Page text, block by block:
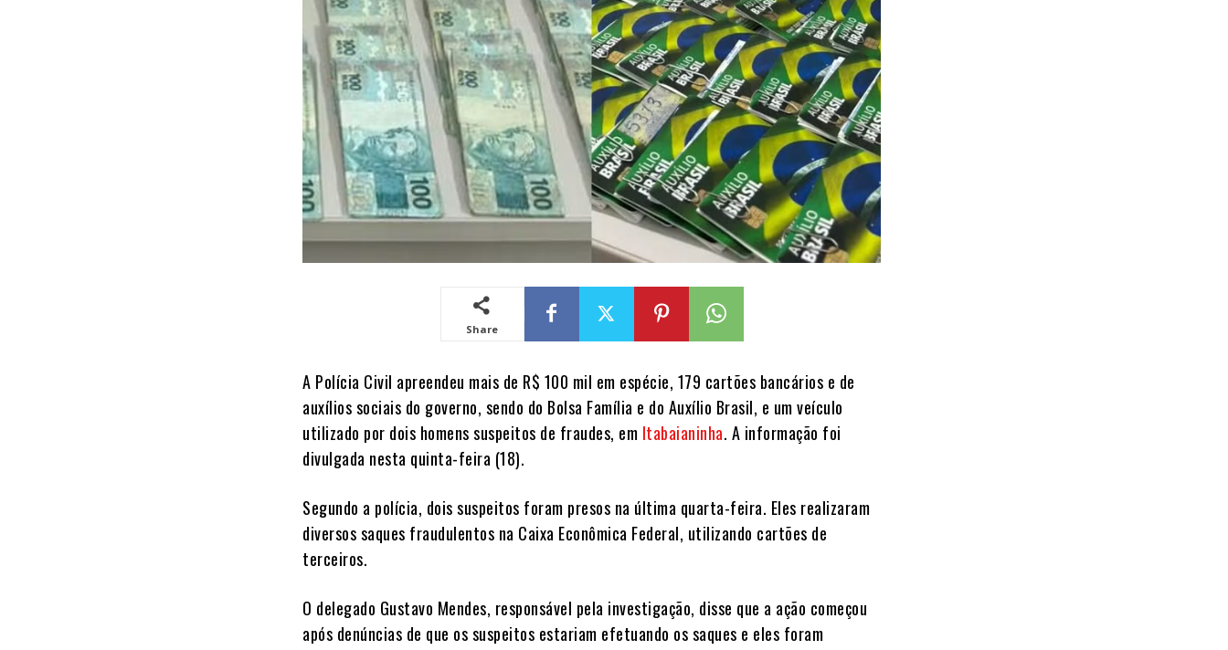
Share
A Polícia Civil apreendeu mais de R$ 100 mil em espécie, 179 cartões bancários e de
auxílios sociais do governo, sendo do Bolsa Família e do Auxílio Brasil, e um veículo
utilizado por dois homens suspeitos de fraudes, em Itabaianinha. A informação foi
divulgada nesta quinta-feira (18).
Segundo a polícia, dois suspeitos foram presos na última quarta-feira. Eles realizaram
diversos saques fraudulentos na Caixa Econômica Federal, utilizando cartões de
terceiros.
O delegado Gustavo Mendes, responsável pela investigação, disse que a ação começou
após denúncias de que os suspeitos estariam efetuando os saques e eles foram